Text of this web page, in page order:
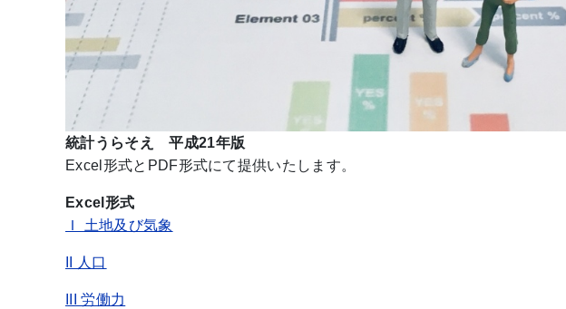
統計うらそえ 平成21年版
Excel形式とPDF形式にて提供いたします。
Excel形式
Ｉ 土地及び気象
II 人口
III 労働力